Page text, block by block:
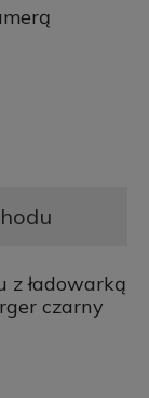
z ładowarką
czarny